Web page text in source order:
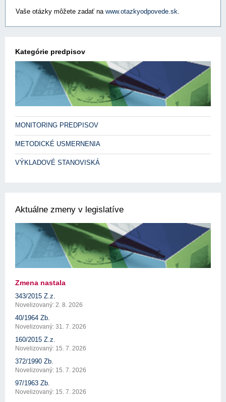
Vaše otázky môžete zadať na www.otazkyodpovede.sk.
Kategórie predpisov
MONITORING PREDPISOV
METODICKÉ USMERNENIA
VÝKLADOVÉ STANOVISKÁ
Aktuálne zmeny v legislatíve
Zmena nastala
343/2015 Z.z.
Novelizovaný: 2. 8. 2026
40/1964 Zb.
Novelizovaný: 31. 7. 2026
160/2015 Z.z.
Novelizovaný: 15. 7. 2026
372/1990 Zb.
Novelizovaný: 15. 7. 2026
97/1963 Zb.
Novelizovaný: 15. 7. 2026